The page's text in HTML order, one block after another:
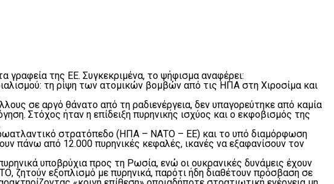
γραφεία της ΕΕ. Συγκεκριμένα, το ψήφισμα αναφέρει:
τη ρίψη των ατομικών βομβών από τις ΗΠΑ στη Χιροσίμα και
σε αργό θάνατο από τη ραδιενέργεια, δεν υπαγορεύτηκε από καμία
Στόχος ήταν η επίδειξη πυρηνικής ισχύος και ο εκφοβισμός της
στρατόπεδο (ΗΠΑ – ΝΑΤΟ – ΕΕ) και το υπό διαμόρφωση
πάνω από 12.000 πυρηνικές κεφαλές, ικανές να εξαφανίσουν τον
υποβρύχια προς τη Ρωσία, ενώ οι ουκρανικές δυνάμεις έχουν
ζητούν εξοπλισμό με πυρηνικά, παρότι ήδη διαθέτουν πρόσβαση σε